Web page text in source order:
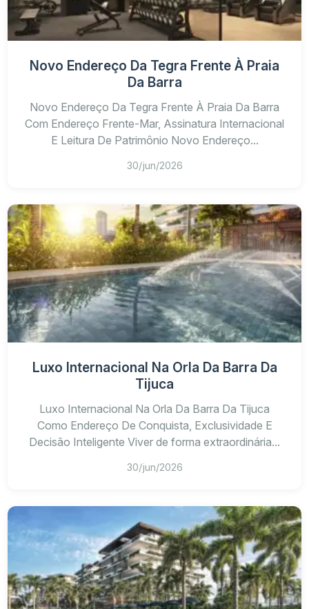
Novo Endereço Da Tegra Frente À Praia
Da Barra
Novo Endereço Da Tegra Frente À Praia Da Barra
Com Endereço Frente-Mar, Assinatura Internacional
E Leitura De Patrimônio Novo Endereço...
30/jun/2026
Luxo Internacional Na Orla Da Barra Da
Tijuca
Luxo Internacional Na Orla Da Barra Da Tijuca
Como Endereço De Conquista, Exclusividade E
Decisão Inteligente Viver de forma extraordinária...
30/jun/2026